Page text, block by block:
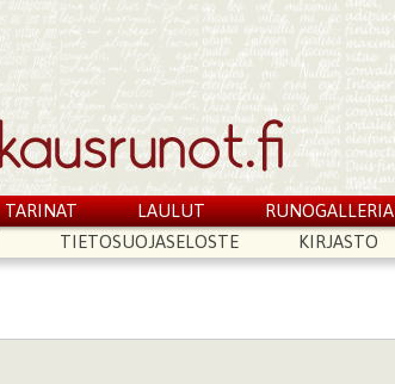
TARINAT LAULUT
RUNOGALLERIA
TIETOSUOJASELOSTE KIRJASTO